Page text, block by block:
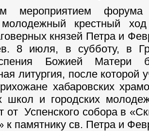
мероприятием форума
молодежный крестный
князей Петра и
8 июля, в субботу, в
Божией Матери
литургия, после которой
хабаровских
школ и городских
от Успенского собора в
к памятнику св. Петра и